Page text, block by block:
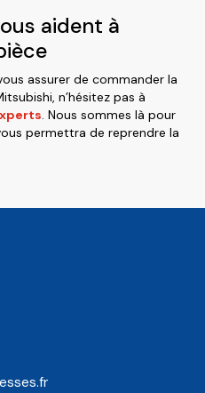
aident à
assurer de commander la
n’hésitez pas à
. Nous sommes là pour
permettra de reprendre la